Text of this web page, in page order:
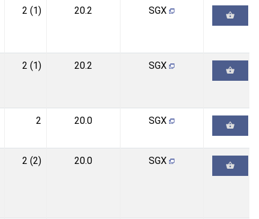
2 (1) 20.2 SGX
2 (1) 20.2 SGX
2 20.0 SGX
2 (2) 20.0 SGX